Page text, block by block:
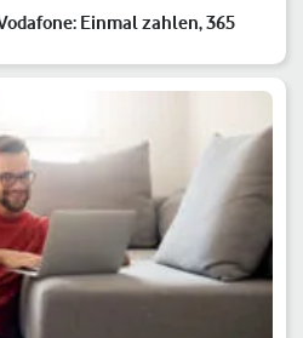
Einmal zahlen, 365